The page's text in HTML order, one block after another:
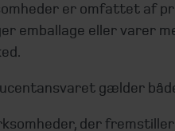
er omfattet af
emballage eller varer
gælder
der